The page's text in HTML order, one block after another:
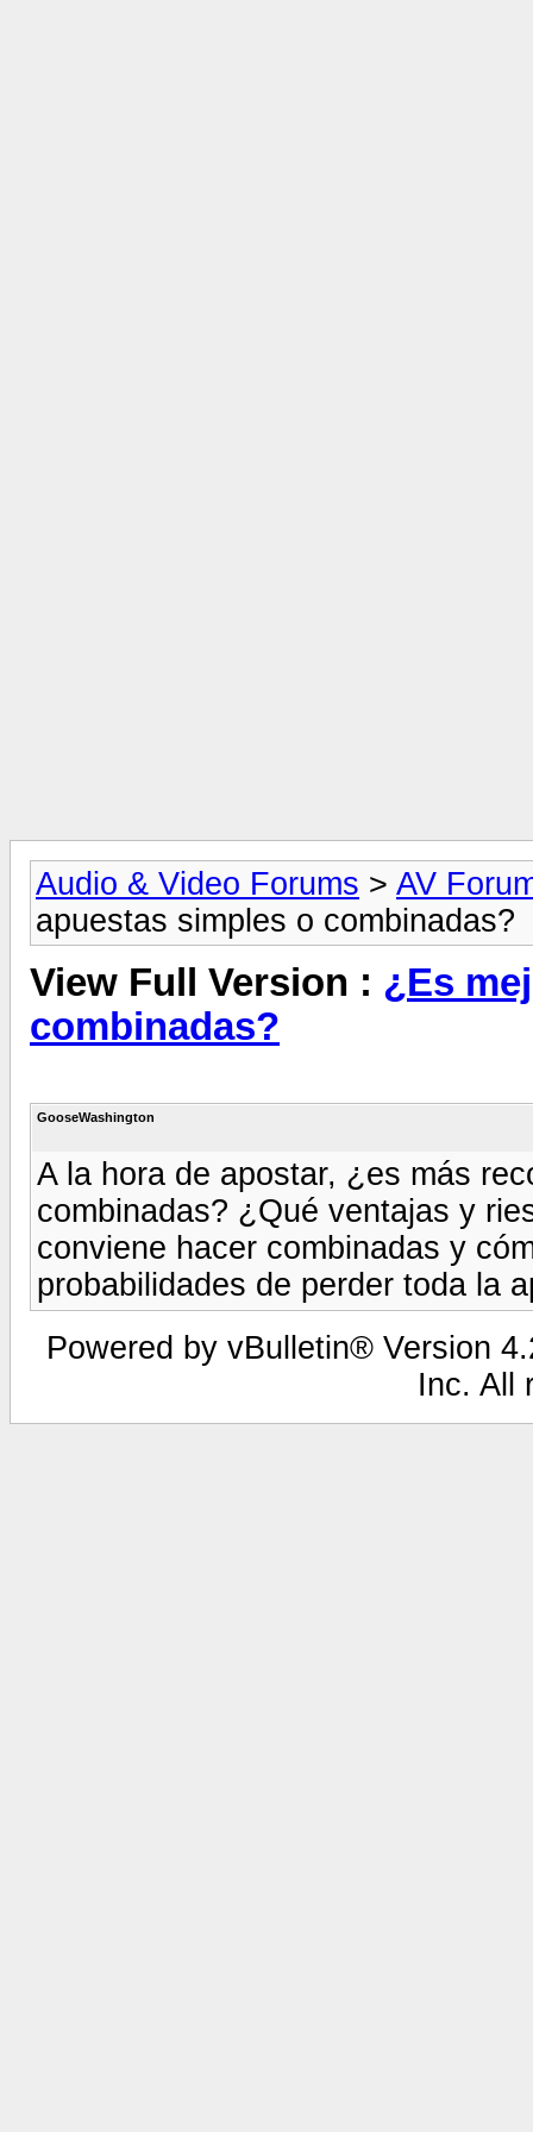
Audio & Video Forums > AV
apuestas simples o combinadas?
View Full Version : ¿Es
combinadas?
GooseWashington
A la hora de apostar, ¿es más
combinadas? ¿Qué ventajas y
conviene hacer combinadas y
probabilidades de perder toda la
Powered by vBulletin® Version
Inc. All